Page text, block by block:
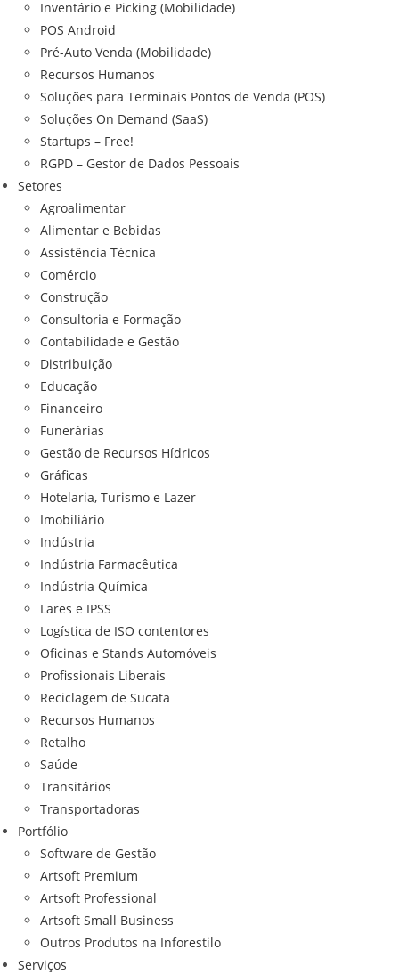
Inventário e Picking (Mobilidade)
POS Android
Pré-Auto Venda (Mobilidade)
Recursos Humanos
Soluções para Terminais Pontos de Venda (POS)
Soluções On Demand (SaaS)
Startups – Free!
RGPD – Gestor de Dados Pessoais
Setores
Agroalimentar
Alimentar e Bebidas
Assistência Técnica
Comércio
Construção
Consultoria e Formação
Contabilidade e Gestão
Distribuição
Educação
Financeiro
Funerárias
Gestão de Recursos Hídricos
Gráficas
Hotelaria, Turismo e Lazer
Imobiliário
Indústria
Indústria Farmacêutica
Indústria Química
Lares e IPSS
Logística de ISO contentores
Oficinas e Stands Automóveis
Profissionais Liberais
Reciclagem de Sucata
Recursos Humanos
Retalho
Saúde
Transitários
Transportadoras
Portfólio
Software de Gestão
Artsoft Premium
Artsoft Professional
Artsoft Small Business
Outros Produtos na Inforestilo
Serviços